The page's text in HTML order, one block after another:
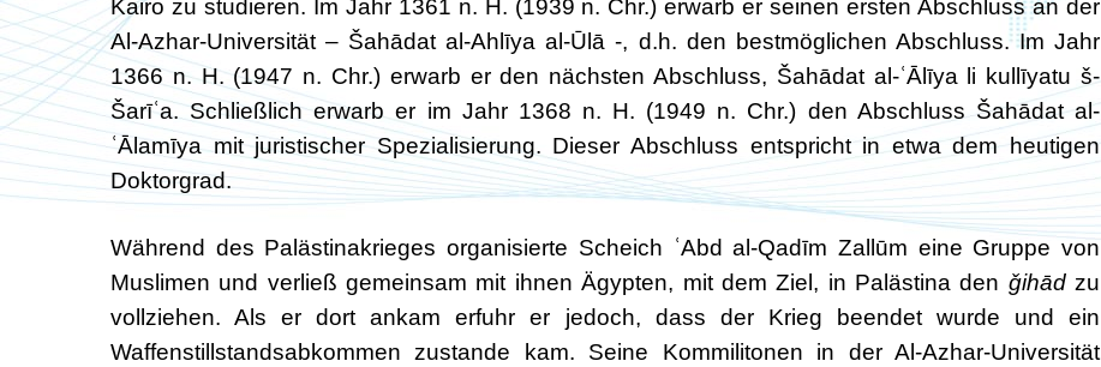
Kairo zu studieren. Im Jahr 1361 n. H. (1939 n. Chr.) erwarb er seinen ersten Abschluss an der
Al-Azhar-Universität – Šahādat al-Ahlīya al-Ūlā -, d.h. den bestmöglichen Abschluss. Im Jahr
1366 n. H. (1947 n. Chr.) erwarb er den nächsten Abschluss, Šahādat al-ʿĀlīya li kullīyatu š-
Šarīʿa. Schließlich erwarb er im Jahr 1368 n. H. (1949 n. Chr.) den Abschluss Šahādat al-
ʿĀlamīya mit juristischer Spezialisierung. Dieser Abschluss entspricht in etwa dem heutigen
Doktorgrad.
Während des Palästinakrieges organisierte Scheich ʿAbd al-Qadīm Zallūm eine Gruppe von
Muslimen und verließ gemeinsam mit ihnen Ägypten, mit dem Ziel, in Palästina den ǧihādzu
vollziehen. Als er dort ankam erfuhr er jedoch, dass der Krieg beendet wurde und ein
Waffenstillstandsabkommen zustande kam. Seine Kommilitonen in der Al-Azhar-Universität